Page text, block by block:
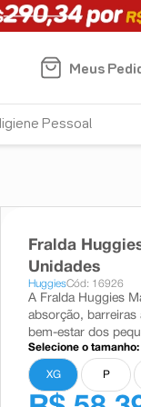
Meus
Pessoal
Fralda
Unidades
HuggiesCód: 16926
A Fralda Huggies
absorção, barreiras
bem-estar dos
Selecione o tamanho:
XG P